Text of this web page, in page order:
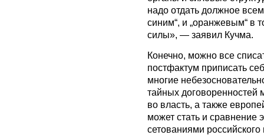
надо отдать должное
синим“, и „оранжевым“ в
силы», — заявил Кучма.
Конечно, можно все
постфактум приписать
многие
тайных
во власть, а также
может стать и сравнение
сетованиями